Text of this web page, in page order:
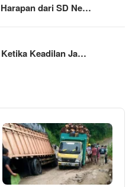
dari SD Ne…
Keadilan Ja…